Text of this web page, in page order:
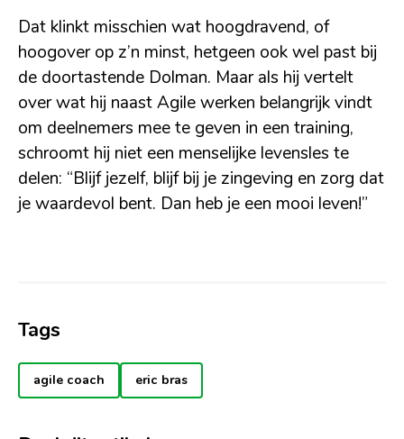
Dat klinkt misschien wat hoogdravend, of
hoogover op z’n minst, hetgeen ook wel past bij
de doortastende Dolman. Maar als hij vertelt
over wat hij naast Agile werken belangrijk vindt
om deelnemers mee te geven in een training,
schroomt hij niet een menselijke levensles te
delen: “Blijf jezelf, blijf bij je zingeving en zorg dat
je waardevol bent. Dan heb je een mooi leven!”
Tags
agile coach eric bras